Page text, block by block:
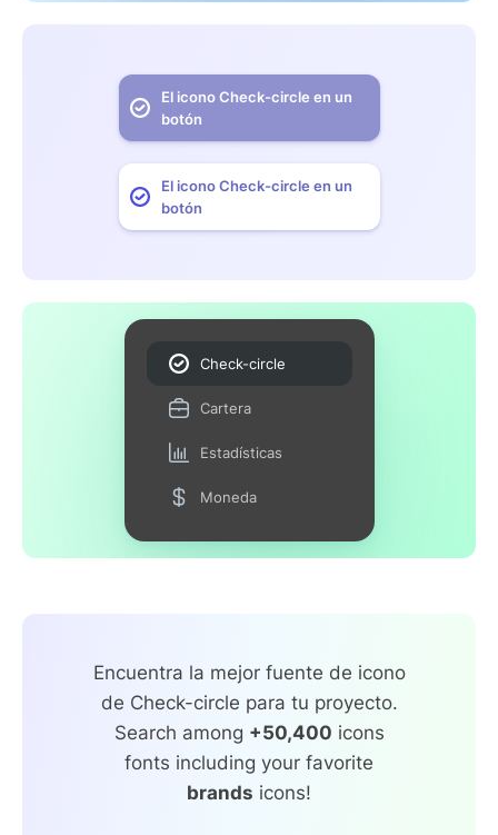
El icono Check-circle en un
botón
El icono Check-circle en un
botón
Check-circle
Cartera
Estadísticas
Moneda
Encuentra la mejor fuente de icono
de Check-circle para tu proyecto.
Search among +50,400 icons
fonts including your favorite
brands icons!